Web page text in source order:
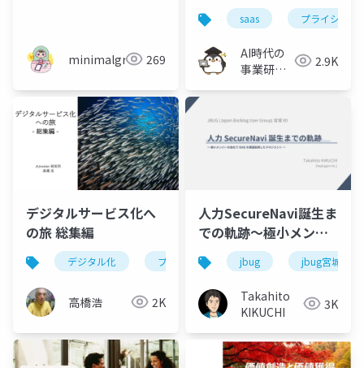
minimalgreen269
saas プライシング
AI時代の
事業研究 /
2.9K
デジタルサービス化へ
の旅 総集編
デジタル化 プラットフォーム ビジネスモデル
高橋浩 2K
人力SecureNavi誕生ま
での軌跡〜極小メンバ
ーの会社でISMSを爆速
取得したマネジメン
ト〜 (JBUG宮城
#0@2023.03.14
jbug jbug宮城
Takahito
KIKUCHI
3K